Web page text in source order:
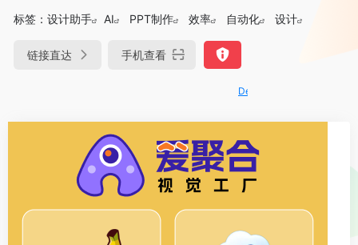
标签： 设计助手 AI PPT制作 效率 自动化 设计
链接直达 手机查看
DeepSeek-R1、V3满血版免费用